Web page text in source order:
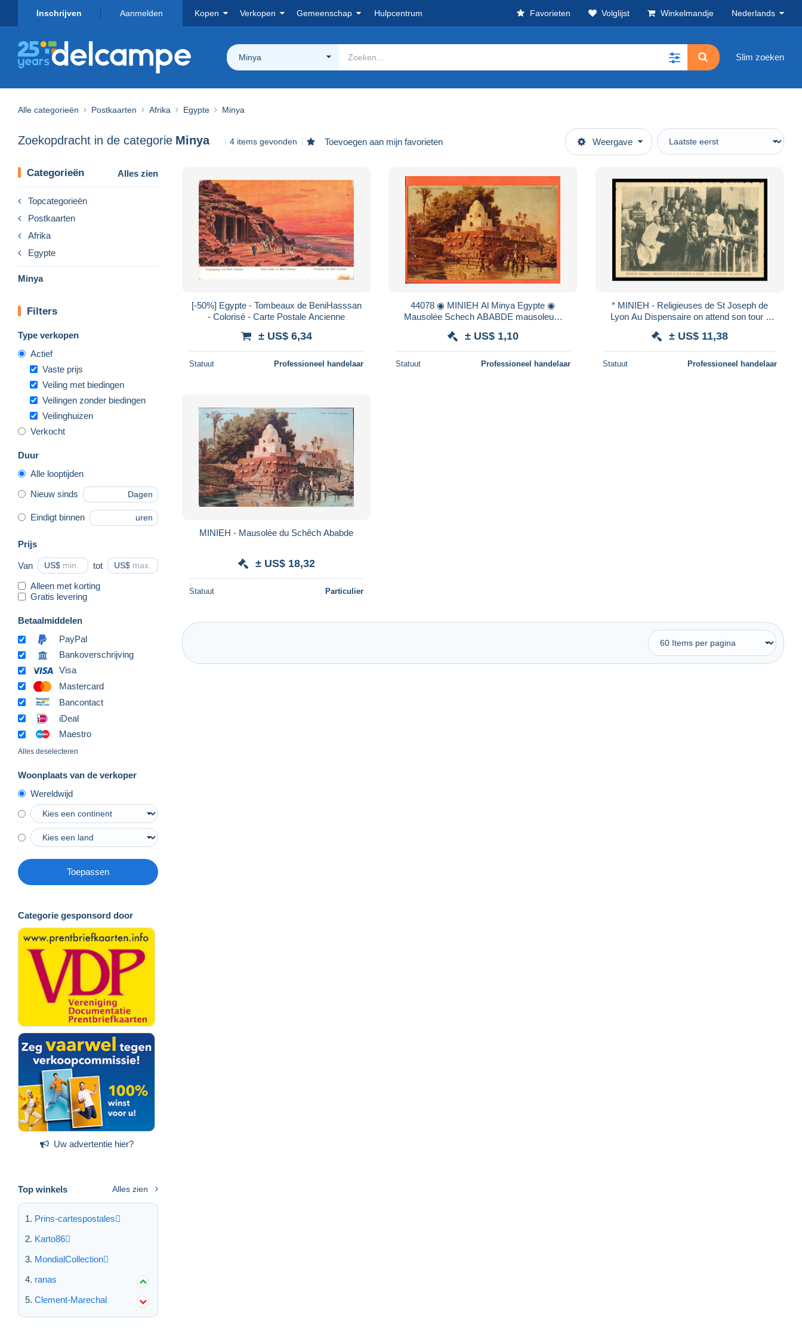
Inschrijven Aanmelden Kopen Verkopen Gemeenschap Hulpcentrum Favorieten Volglijst Winkelmandje Nederlands
Minya Slim zoeken
Alle categorieën Postkaarten Afrika Egypte Minya
Zoekopdracht in de categorie Minya 4 items gevonden Toevoegen aan mijn favorieten Weergave
Categorieën Alles zien
Topcategorieën
Postkaarten
Afrika
Egypte
Minya
Filters
Type verkopen
Actief
Vaste prijs
Veiling met biedingen
Veilingen zonder biedingen
Veilinghuizen
Verkocht
Duur
Alle looptijden
Nieuw sinds Dagen
Eindigt binnen uren
Prijs
Van US$ tot US$
Alleen met korting
Gratis levering
Betaalmiddelen
PayPal
Bankoverschrijving
Visa
Mastercard
Bancontact
iDeal
Maestro
Alles deselecteren
Woonplaats van de verkoper
Wereldwijd
Toepassen
Categorie gesponsord door
Uw advertentie hier?
Top winkels Alles zien
Prins-cartespostales
Karto86
MondialCollection
ranas
Clement-Marechal
[-50%] Egypte - Tombeaux de BeniHasssan
- Colorisé - Carte Postale Ancienne
± US$ 6,34
Statuut Professioneel handelaar
44078 ◉ MINIEH Al Minya Egypte ◉
Mausolée Schech ABABDE mausoleum
1910s ◉ F.M.K 1413
± US$ 1,10
Statuut Professioneel handelaar
* MINIEH - Religieuses de St Joseph de
Lyon Au Dispensaire on attend son tour -
± US$ 11,38
Statuut Professioneel handelaar
MINIEH - Mausolée du Schêch Ababde
± US$ 18,32
Statuut Particulier